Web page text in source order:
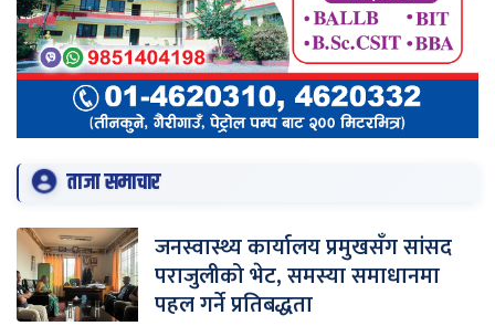
ताजा समाचार
जनस्वास्थ्य कार्यालय प्रमुखसँग सांसद
पराजुलीको भेट, समस्या समाधानमा
पहल गर्ने प्रतिबद्धता